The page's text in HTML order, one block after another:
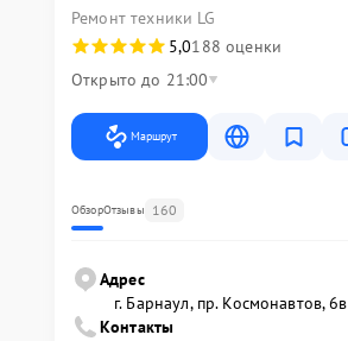
Ремонт техники LG
5,0188 оценки
Открыто до 21:00
Маршрут
ОбзорОтзывы 160
Адрес
г. Барнаул, ​пр. Космонавтов, 6в
Контакты